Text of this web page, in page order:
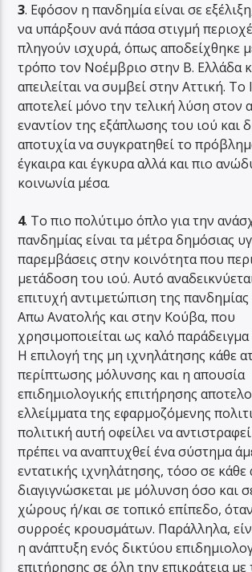
3. Εφόσον η πανδημία είναι σε
να υπάρξουν ανά πάσα στιγμή
πληγούν ισχυρά, όπως αποδείχθηκε
τρόπο τον Νοέμβριο στην Β. Ελλάδα
απειλείται να συμβεί στην Αττική.
αποτελεί μόνο την τελική λύση στον
εναντίον της εξάπλωσης του ιού και
αποτυχία να συγκρατηθεί το
έγκαιρα και έγκυρα αλλά και πιο
κοινωνία μέσα.
4. Tο πιο πολύτιμο όπλο για την
πανδημίας είναι τα μέτρα δημόσιας
παρεμβάσεις στην κοινότητα που
μετάδοση του ιού. Αυτό
επιτυχή αντιμετώπιση της
Απω Ανατολής και στην Κούβα, που
χρησιμοποιείται ως καλό
Η επιλογή της μη ιχνηλάτησης κάθε
περίπτωσης μόλυνσης και η απουσία
επιδημιολογικής επιτήρησης
ελλείμματα της εφαρμοζόμενης
πολιτική αυτή οφείλει να
πρέπει να αναπτυχθεί ένα σύστημα
εντατικής ιχνηλάτησης, τόσο σε
διαγιγνώσκεται με μόλυνση όσο και
χώρους ή/και σε τοπικό επίπεδο,
συρροές κρουσμάτων. Παράλληλα,
η ανάπτυξη ενός δικτύου
επιτήρησης σε όλη την επικράτεια